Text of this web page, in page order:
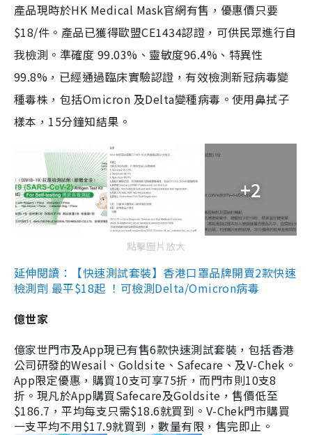
產品現時於HK Medical Mask官網有售，優惠價只要
$18/件。產品已獲得歐盟CE1434認證，可供民眾進行自
我檢測。準確度 99.03%、靈敏度96.4%、特異性
99.8%，已經通過臨床實驗認證，有效檢測新冠病毒變
種毒株，包括Omicron 及Delta變種病毒。使用鼻拭子
樣本，15分鐘知結果。
+2
點擊圖片放大
延伸閱讀：【快速測試套裝】香港口罩品牌開賣2款快速
檢測劑 最平$18起 ！可檢測Delta/Omicron病毒
億世家
億家世門市及App現已有售6款快速測試套裝，包括香港
公司研發的Wesail、Goldsite、Safecare、及V-Chek。
App限定優惠，購買10支可享75折，而門市則10支8
折。現凡於App購買Safecare及Goldsite，售價低至
$186.7，平均每支只需$18.6就買到。V-Chek門市購買
一支平均不用$17.9就買到，數量有限，售完即止。